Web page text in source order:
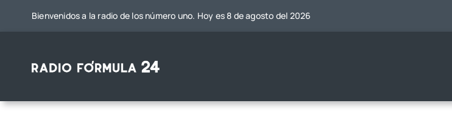
Bienvenidos a la radio de los número uno. Hoy es 8 de agosto del 2026